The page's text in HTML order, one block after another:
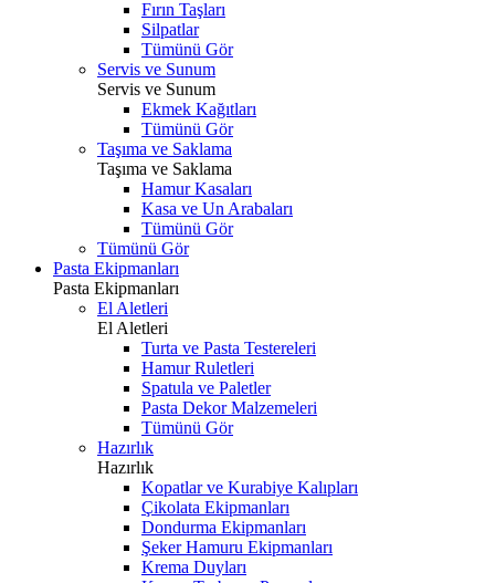
Fırın Taşları
Silpatlar
Tümünü Gör
Servis ve Sunum
Servis ve Sunum
Ekmek Kağıtları
Tümünü Gör
Taşıma ve Saklama
Taşıma ve Saklama
Hamur Kasaları
Kasa ve Un Arabaları
Tümünü Gör
Tümünü Gör
Pasta Ekipmanları
Pasta Ekipmanları
El Aletleri
El Aletleri
Turta ve Pasta Testereleri
Hamur Ruletleri
Spatula ve Paletler
Pasta Dekor Malzemeleri
Tümünü Gör
Hazırlık
Hazırlık
Kopatlar ve Kurabiye Kalıpları
Çikolata Ekipmanları
Dondurma Ekipmanları
Şeker Hamuru Ekipmanları
Krema Duyları